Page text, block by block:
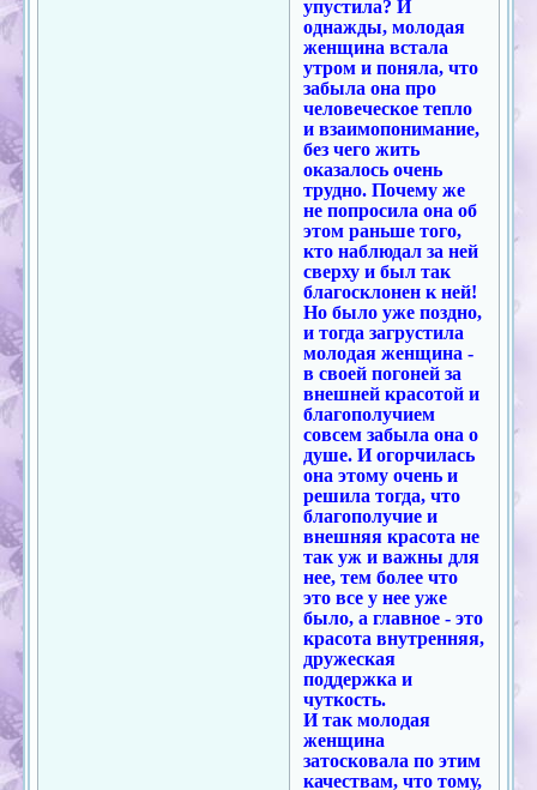
упустила? И
однажды, молодая
женщина встала
утром и поняла, что
забыла она про
человеческое тепло
и взаимопонимание,
без чего жить
оказалось очень
трудно. Почему же
не попросила она об
этом раньше того,
кто наблюдал за ней
сверху и был так
благосклонен к ней!
Но было уже поздно,
и тогда загрустила
молодая женщина -
в своей погоней за
внешней красотой и
благополучием
совсем забыла она о
душе. И огорчилась
она этому очень и
решила тогда, что
благополучие и
внешняя красота не
так уж и важны для
нее, тем более что
это все у нее уже
было, а главное - это
красота внутренняя,
дружеская
поддержка и
чуткость.
И так молодая
женщина
затосковала по этим
качествам, что тому,